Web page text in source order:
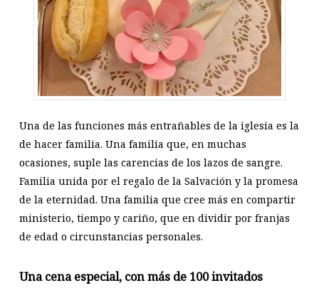
Una de las funciones más entrañables de la iglesia es la
de hacer familia. Una familia que, en muchas
ocasiones, suple las carencias de los lazos de sangre.
Familia unida por el regalo de la Salvación y la promesa
de la eternidad. Una familia que cree más en compartir
ministerio, tiempo y cariño, que en dividir por franjas
de edad o circunstancias personales.
Una cena especial, con más de 100 invitados